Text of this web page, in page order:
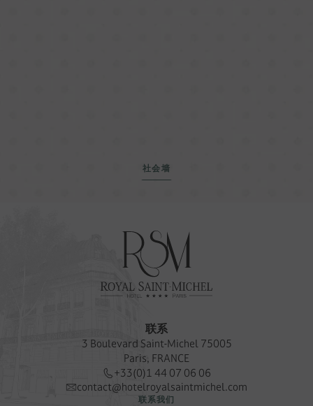
社会墙
联系
3 Boulevard Saint-Michel 75005
Paris, FRANCE
+33(0)1 44 07 06 06
contact@hotelroyalsaintmichel.com
联系我们